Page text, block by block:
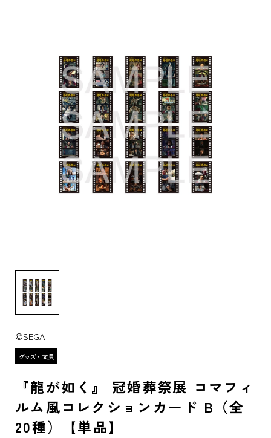
©SEGA
『龍が如く』 冠婚葬祭展 コマフィ
ルム風コレクションカード B（全
20種）【単品】